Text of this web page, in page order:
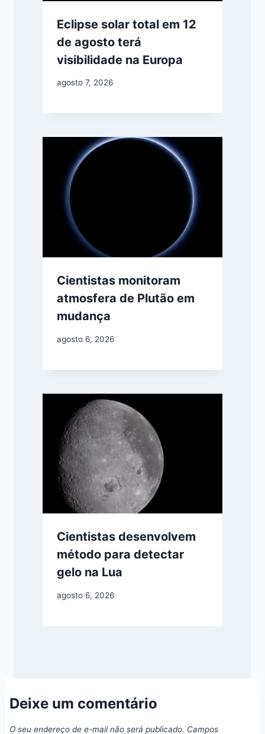
Eclipse solar total em 12
de agosto terá
visibilidade na Europa
agosto 7, 2026
Cientistas monitoram
atmosfera de Plutão em
mudança
agosto 6, 2026
Cientistas desenvolvem
método para detectar
gelo na Lua
agosto 6, 2026
Deixe um comentário
O seu endereço de e-mail não será publicado. Campos